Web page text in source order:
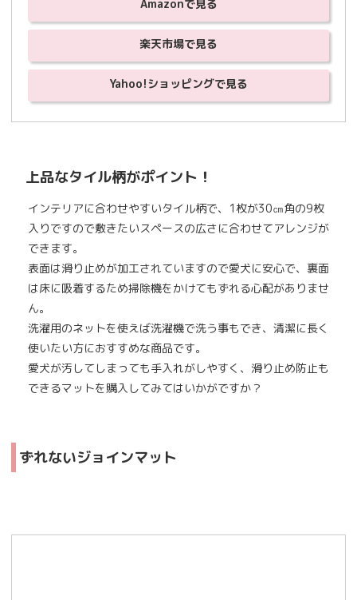
Amazonで見る
楽天市場で見る
Yahoo!ショッピングで見る
上品なタイル柄がポイント！
インテリアに合わせやすいタイル柄で、1枚が30㎝角の9枚
入りですので敷きたいスペースの広さに合わせてアレンジが
できます。
表面は滑り止めが加工されていますので愛犬に安心で、裏面
は床に吸着するため掃除機をかけてもずれる心配がありませ
ん。
洗濯用のネットを使えば洗濯機で洗う事もでき、清潔に長く
使いたい方におすすめな商品です。
愛犬が汚してしまっても手入れがしやすく、滑り止め防止も
できるマットを購入してみてはいかがですか？
ずれないジョインマット